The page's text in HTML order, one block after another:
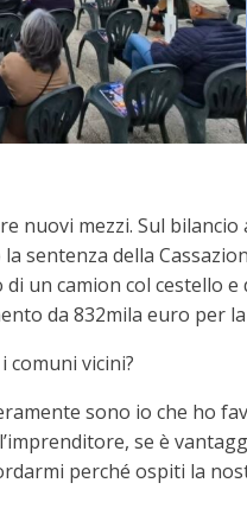
nuovi mezzi. Sul
sentenza della
un camion col cestello
da 832mila euro per la
comuni vicini?
sono io che ho
se è
perché ospiti la